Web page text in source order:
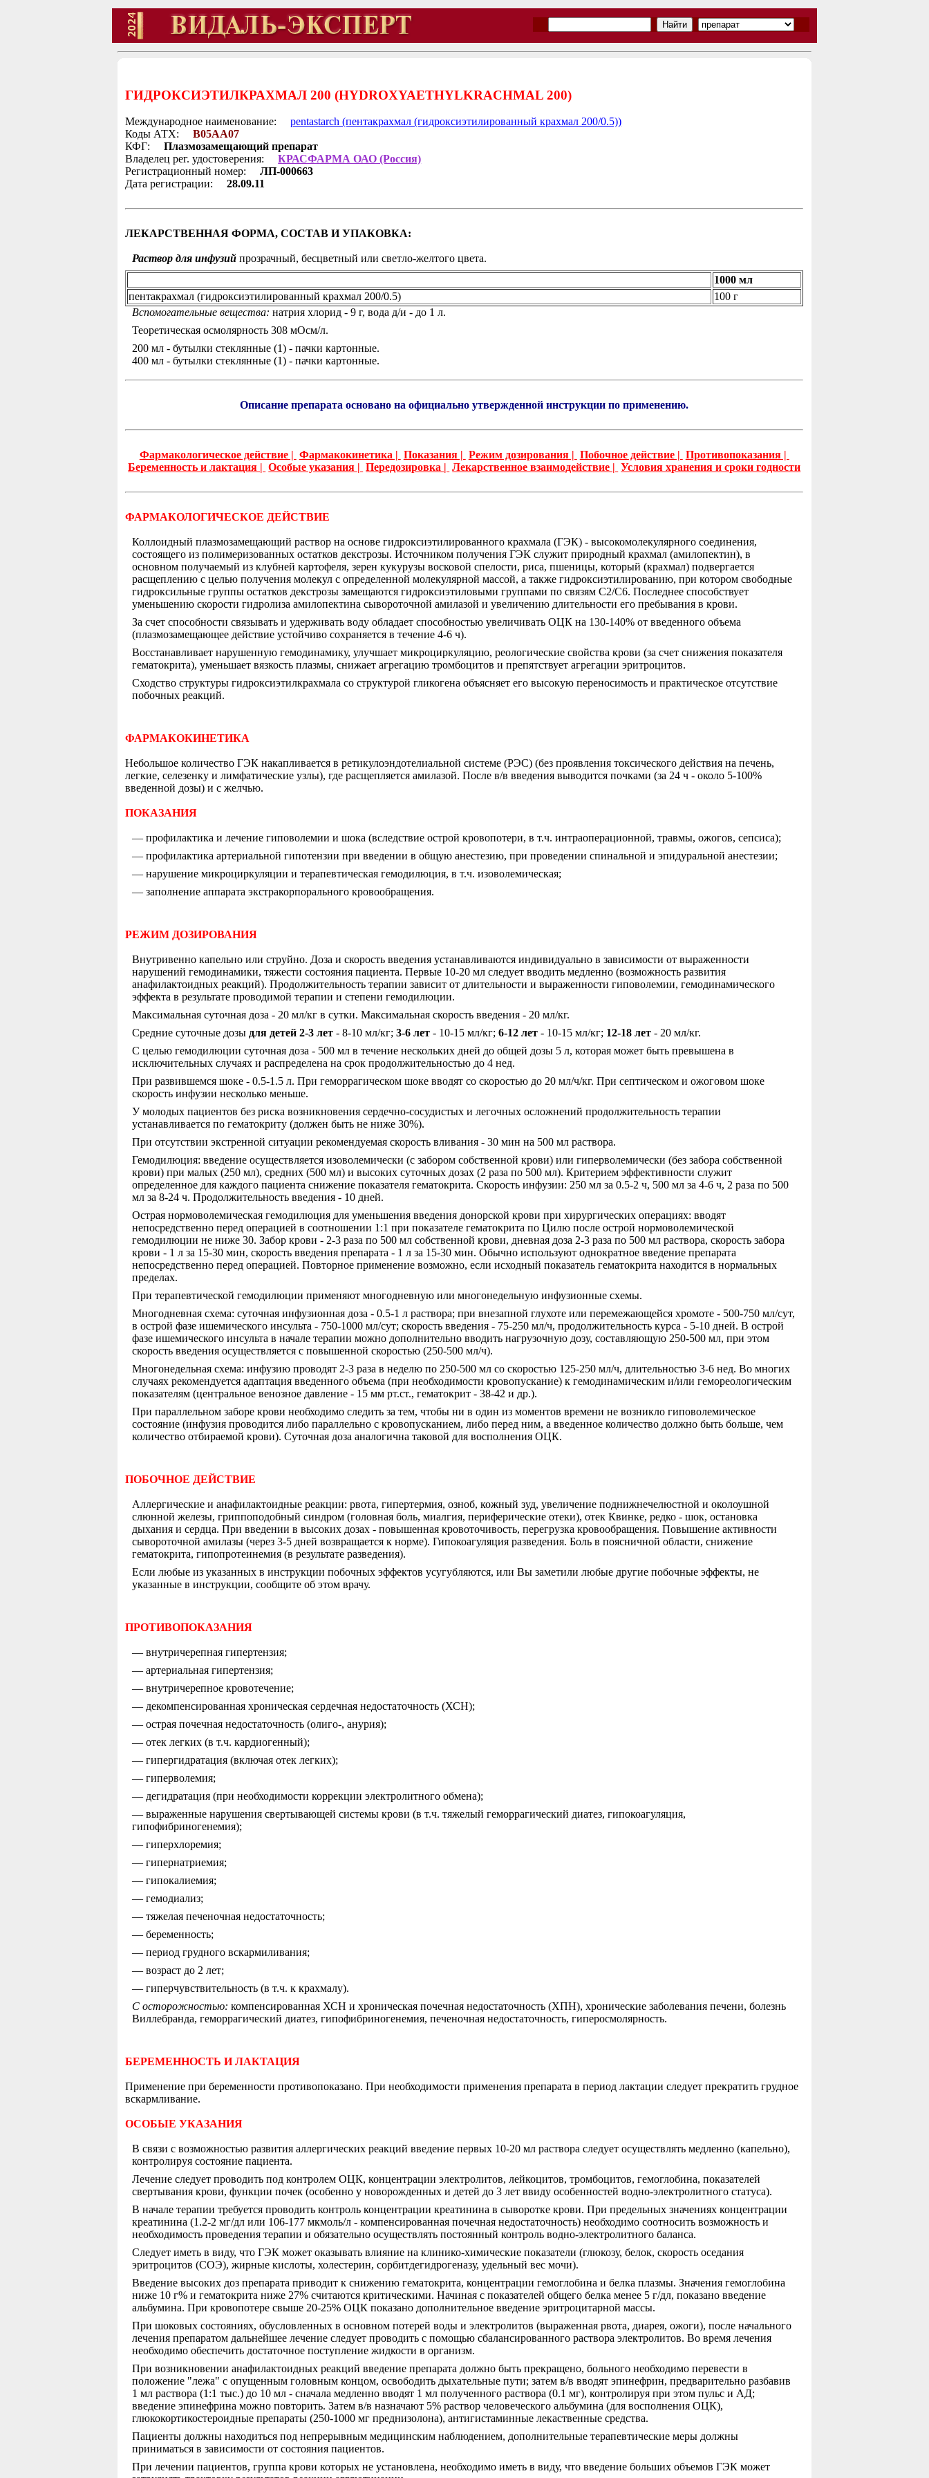
ГИДРОКСИЭТИЛКРАХМАЛ 200 (HYDROXYAETHYLKRACHMAL 200)
Международное наименование:
pentastarch (пентакрахмал (гидроксиэтилированный крахмал 200/0.5))
Коды АТХ:
B05AA07
КФГ:
Плазмозамещающий препарат
Владелец рег. удостоверения:
КРАСФАРМА ОАО (Россия)
Регистрационный номер:
ЛП-000663
Дата регистрации:
28.09.11
ЛЕКАРСТВЕННАЯ ФОРМА, СОСТАВ И УПАКОВКА:
Раствор для инфузий прозрачный, бесцветный или светло-желтого цвета.
1000 мл
пентакрахмал (гидроксиэтилированный крахмал 200/0.5)
100 г
Вспомогательные вещества: натрия хлорид - 9 г, вода д/и - до 1 л.
Теоретическая осмолярность 308 мОсм/л.
200 мл - бутылки стеклянные (1) - пачки картонные.
400 мл - бутылки стеклянные (1) - пачки картонные.
Описание препарата основано на официально утвержденной инструкции по применению.
Фармакологическое действие | Фармакокинетика | Показания | Режим дозирования | Побочное действие | Противопоказания |
Беременность и лактация | Особые указания | Передозировка | Лекарственное взаимодействие | Условия хранения и сроки годности
ФАРМАКОЛОГИЧЕСКОЕ ДЕЙСТВИЕ
Коллоидный плазмозамещающий раствор на основе гидроксиэтилированного крахмала (ГЭК) - высокомолекулярного соединения,
состоящего из полимеризованных остатков декстрозы. Источником получения ГЭК служит природный крахмал (амилопектин), в
основном получаемый из клубней картофеля, зерен кукурузы восковой спелости, риса, пшеницы, который (крахмал) подвергается
расщеплению с целью получения молекул с определенной молекулярной массой, а также гидроксиэтилированию, при котором свободные
гидроксильные группы остатков декстрозы замещаются гидроксиэтиловыми группами по связям С2/С6. Последнее способствует
уменьшению скорости гидролиза амилопектина сывороточной амилазой и увеличению длительности его пребывания в крови.
За счет способности связывать и удерживать воду обладает способностью увеличивать ОЦК на 130-140% от введенного объема
(плазмозамещающее действие устойчиво сохраняется в течение 4-6 ч).
Восстанавливает нарушенную гемодинамику, улучшает микроциркуляцию, реологические свойства крови (за счет снижения показателя
гематокрита), уменьшает вязкость плазмы, снижает агрегацию тромбоцитов и препятствует агрегации эритроцитов.
Сходство структуры гидроксиэтилкрахмала со структурой гликогена объясняет его высокую переносимость и практическое отсутствие
побочных реакций.
ФАРМАКОКИНЕТИКА
Небольшое количество ГЭК накапливается в ретикулоэндотелиальной системе (РЭС) (без проявления токсического действия на печень,
легкие, селезенку и лимфатические узлы), где расщепляется амилазой. После в/в введения выводится почками (за 24 ч - около 5-100%
введенной дозы) и с желчью.
ПОКАЗАНИЯ
— профилактика и лечение гиповолемии и шока (вследствие острой кровопотери, в т.ч. интраоперационной, травмы, ожогов, сепсиса);
— профилактика артериальной гипотензии при введении в общую анестезию, при проведении спинальной и эпидуральной анестезии;
— нарушение микроциркуляции и терапевтическая гемодилюция, в т.ч. изоволемическая;
— заполнение аппарата экстракорпорального кровообращения.
РЕЖИМ ДОЗИРОВАНИЯ
Внутривенно капельно или струйно. Доза и скорость введения устанавливаются индивидуально в зависимости от выраженности
нарушений гемодинамики, тяжести состояния пациента. Первые 10-20 мл следует вводить медленно (возможность развития
анафилактоидных реакций). Продолжительность терапии зависит от длительности и выраженности гиповолемии, гемодинамического
эффекта в результате проводимой терапии и степени гемодилюции.
Максимальная суточная доза - 20 мл/кг в сутки. Максимальная скорость введения - 20 мл/кг.
Средние суточные дозы для детей 2-3 лет - 8-10 мл/кг;3-6 лет - 10-15 мл/кг;6-12 лет - 10-15 мл/кг; 12-18 лет - 20 мл/кг.
С целью гемодилюции суточная доза - 500 мл в течение нескольких дней до общей дозы 5 л, которая может быть превышена в
исключительных случаях и распределена на срок продолжительностью до 4 нед.
При развившемся шоке - 0.5-1.5 л. При геморрагическом шоке вводят со скоростью до 20 мл/ч/кг. При септическом и ожоговом шоке
скорость инфузии несколько меньше.
У молодых пациентов без риска возникновения сердечно-сосудистых и легочных осложнений продолжительность терапии
устанавливается по гематокриту (должен быть не ниже 30%).
При отсутствии экстренной ситуации рекомендуемая скорость вливания - 30 мин на 500 мл раствора.
Гемодилюция: введение осуществляется изоволемически (с забором собственной крови) или гиперволемически (без забора собственной
крови) при малых (250 мл), средних (500 мл) и высоких суточных дозах (2 раза по 500 мл). Критерием эффективности служит
определенное для каждого пациента снижение показателя гематокрита. Скорость инфузии: 250 мл за 0.5-2 ч, 500 мл за 4-6 ч, 2 раза по 500
мл за 8-24 ч. Продолжительность введения - 10 дней.
Острая нормоволемическая гемодилюция для уменьшения введения донорской крови при хирургических операциях: вводят
непосредственно перед операцией в соотношении 1:1 при показателе гематокрита по Цилю после острой нормоволемической
гемодилюции не ниже 30. Забор крови - 2-3 раза по 500 мл собственной крови, дневная доза 2-3 раза по 500 мл раствора, скорость забора
крови - 1 л за 15-30 мин, скорость введения препарата - 1 л за 15-30 мин. Обычно используют однократное введение препарата
непосредственно перед операцией. Повторное применение возможно, если исходный показатель гематокрита находится в нормальных
пределах.
При терапевтической гемодилюции применяют многодневную или многонедельную инфузионные схемы.
Многодневная схема: суточная инфузионная доза - 0.5-1 л раствора; при внезапной глухоте или перемежающейся хромоте - 500-750 мл/сут,
в острой фазе ишемического инсульта - 750-1000 мл/сут; скорость введения - 75-250 мл/ч, продолжительность курса - 5-10 дней. В острой
фазе ишемического инсульта в начале терапии можно дополнительно вводить нагрузочную дозу, составляющую 250-500 мл, при этом
скорость введения осуществляется с повышенной скоростью (250-500 мл/ч).
Многонедельная схема: инфузию проводят 2-3 раза в неделю по 250-500 мл со скоростью 125-250 мл/ч, длительностью 3-6 нед. Во многих
случаях рекомендуется адаптация введенного объема (при необходимости кровопускание) к гемодинамическим и/или гемореологическим
показателям (центральное венозное давление - 15 мм рт.ст., гематокрит - 38-42 и др.).
При параллельном заборе крови необходимо следить за тем, чтобы ни в один из моментов времени не возникло гиповолемическое
состояние (инфузия проводится либо параллельно с кровопусканием, либо перед ним, а введенное количество должно быть больше, чем
количество отбираемой крови). Суточная доза аналогична таковой для восполнения ОЦК.
ПОБОЧНОЕ ДЕЙСТВИЕ
Аллергические и анафилактоидные реакции: рвота, гипертермия, озноб, кожный зуд, увеличение поднижнечелюстной и околоушной
слюнной железы, гриппоподобный синдром (головная боль, миалгия, периферические отеки), отек Квинке, редко - шок, остановка
дыхания и сердца. При введении в высоких дозах - повышенная кровоточивость, перегрузка кровообращения. Повышение активности
сывороточной амилазы (через 3-5 дней возвращается к норме). Гипокоагуляция разведения. Боль в поясничной области, снижение
гематокрита, гипопротеинемия (в результате разведения).
Если любые из указанных в инструкции побочных эффектов усугубляются, или Вы заметили любые другие побочные эффекты, не
указанные в инструкции, сообщите об этом врачу.
ПРОТИВОПОКАЗАНИЯ
— внутричерепная гипертензия;
— артериальная гипертензия;
— внутричерепное кровотечение;
— декомпенсированная хроническая сердечная недостаточность (ХСН);
— острая почечная недостаточность (олиго-, анурия);
— отек легких (в т.ч. кардиогенный);
— гипергидратация (включая отек легких);
— гиперволемия;
— дегидратация (при необходимости коррекции электролитного обмена);
— выраженные нарушения свертывающей системы крови (в т.ч. тяжелый геморрагический диатез, гипокоагуляция,
гипофибриногенемия);
— гиперхлоремия;
— гипернатриемия;
— гипокалиемия;
— гемодиализ;
— тяжелая печеночная недостаточность;
— беременность;
— период грудного вскармиливания;
— возраст до 2 лет;
— гиперчувствительность (в т.ч. к крахмалу).
С осторожностью: компенсированная ХСН и хроническая почечная недостаточность (ХПН), хронические заболевания печени, болезнь
Виллебранда, геморрагический диатез, гипофибриногенемия, печеночная недостаточность, гиперосмолярность.
БЕРЕМЕННОСТЬ И ЛАКТАЦИЯ
Применение при беременности противопоказано. При необходимости применения препарата в период лактации следует прекратить грудное
вскармливание.
ОСОБЫЕ УКАЗАНИЯ
В связи с возможностью развития аллергических реакций введение первых 10-20 мл раствора следует осуществлять медленно (капельно),
контролируя состояние пациента.
Лечение следует проводить под контролем ОЦК, концентрации электролитов, лейкоцитов, тромбоцитов, гемоглобина, показателей
свертывания крови, функции почек (особенно у новорожденных и детей до 3 лет ввиду особенностей водно-электролитного статуса).
В начале терапии требуется проводить контроль концентрации креатинина в сыворотке крови. При предельных значениях концентрации
креатинина (1.2-2 мг/дл или 106-177 мкмоль/л - компенсированная почечная недостаточность) необходимо соотносить возможность и
необходимость проведения терапии и обязательно осуществлять постоянный контроль водно-электролитного баланса.
Следует иметь в виду, что ГЭК может оказывать влияние на клинико-химические показатели (глюкозу, белок, скорость оседания
эритроцитов (СОЭ), жирные кислоты, холестерин, сорбитдегидрогеназу, удельный вес мочи).
Введение высоких доз препарата приводит к снижению гематокрита, концентрации гемоглобина и белка плазмы. Значения гемоглобина
ниже 10 г% и гематокрита ниже 27% считаются критическими. Начиная с показателей общего белка менее 5 г/дл, показано введение
альбумина. При кровопотере свыше 20-25% ОЦК показано дополнительное введение эритроцитарной массы.
При шоковых состояниях, обусловленных в основном потерей воды и электролитов (выраженная рвота, диарея, ожоги), после начального
лечения препаратом дальнейшее лечение следует проводить с помощью сбалансированного раствора электролитов. Во время лечения
необходимо обеспечить достаточное поступление жидкости в организм.
При возникновении анафилактоидных реакций введение препарата должно быть прекращено, больного необходимо перевести в
положение "лежа" с опущенным головным концом, освободить дыхательные пути; затем в/в вводят эпинефрин, предварительно разбавив
1 мл раствора (1:1 тыс.) до 10 мл - сначала медленно вводят 1 мл полученного раствора (0.1 мг), контролируя при этом пульс и АД;
введение эпинефрина можно повторить. Затем в/в назначают 5% раствор человеческого альбумина (для восполнения ОЦК),
глюкокортикостероидные препараты (250-1000 мг преднизолона), антигистаминные лекаственные средства.
Пациенты должны находиться под непрерывным медицинским наблюдением, дополнительные терапевтические меры должны
приниматься в зависимости от состояния пациентов.
При лечении пациентов, группа крови которых не установлена, необходимо иметь в виду, что введение больших объемов ГЭК может